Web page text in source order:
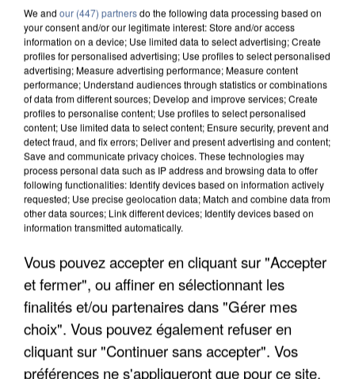
INTERPELLÉ EN ALGÉRIE
We and our (447) partnersdo the following data processing based on
your consent and/or our legitimate interest: Store and/or access
information on a device; Use limited data to select advertising; Create
profiles for personalised advertising; Use profiles to select personalised
advertising; Measure advertising performance; Measure content
performance; Understand audiences through statistics or combinations
of data from different sources; Develop and improve services; Create
profiles to personalise content; Use profiles to select personalised
content; Use limited data to select content; Ensure security, prevent and
detect fraud, and fix errors; Deliver and present advertising and content;
Save and communicate privacy choices. These technologies may
process personal data such as IP address and browsing data to offer
following functionalities: Identify devices based on information actively
requested; Use precise geolocation data; Match and combine data from
other data sources; Link different devices; Identify devices based on
information transmitted automatically.
Vous pouvez accepter en cliquant sur "Accepter
et fermer", ou affiner en sélectionnant les
finalités et/ou partenaires dans "Gérer mes
choix". Vous pouvez également refuser en
cliquant sur "Continuer sans accepter". Vos
préférences ne s'appliqueront que pour ce site.